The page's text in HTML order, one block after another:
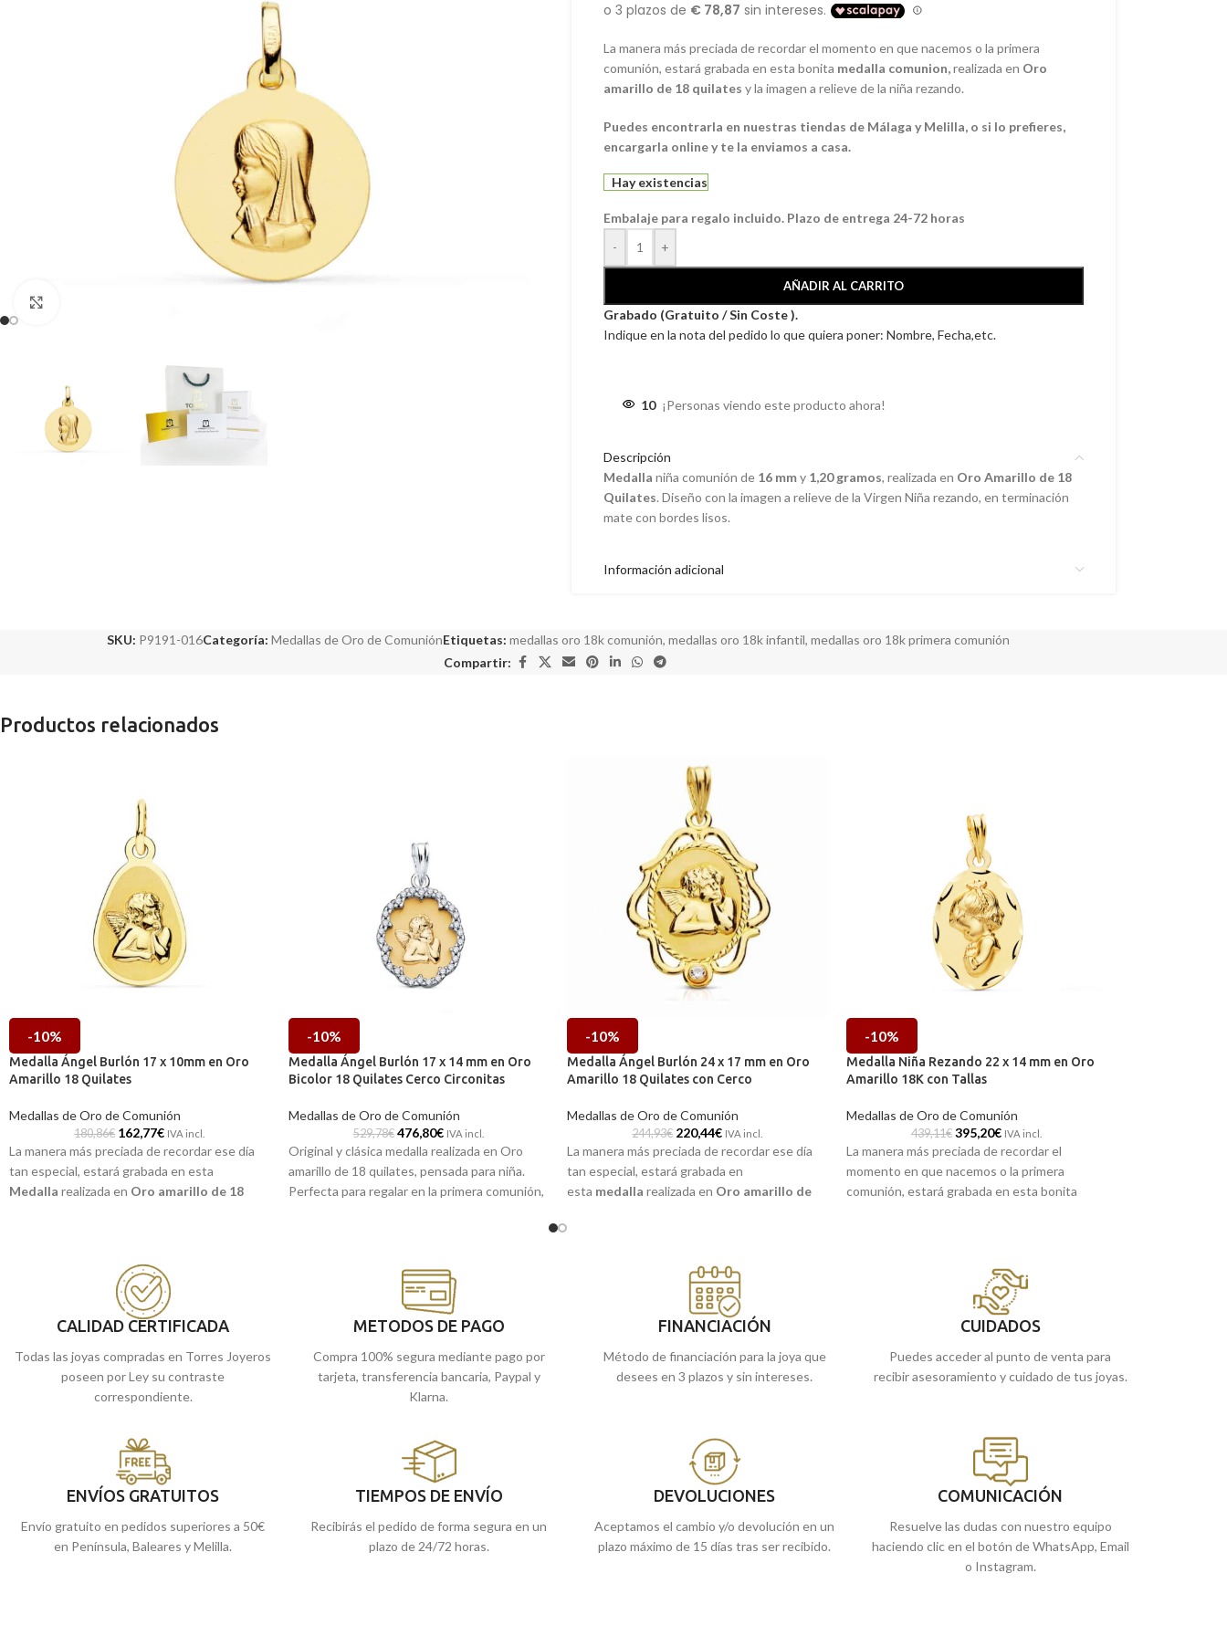
La manera más preciada de recordar el momento en que nacemos o la primera
comunión, estará grabada en esta bonita medalla comunion,realizada en Oro
amarillo de 18 quilates y la imagen a relieve de la niña rezando.
Puedes encontrarla en nuestras tiendas de Málaga y Melilla, o si lo prefieres,
encargarla online y te la enviamos a casa.
Hay existencias
Embalaje para regalo incluido. Plazo de entrega 24-72 horas
-
+
AÑADIR AL CARRITO
Grabado (Gratuito / Sin Coste ).
Indique en la nota del pedido lo que quiera poner: Nombre, Fecha,etc.
10 ¡Personas viendo este producto ahora!
Descripción
Medalla niña comunión de 16 mmy 1,20 gramos, realizada en Oro Amarillo de 18
Quilates. Diseño con la imagen a relieve de la Virgen Niña rezando, en terminación
mate con bordes lisos.
Información adicional
SKU: P9191-016Categoría: Medallas de Oro de ComuniónEtiquetas: medallas oro 18k comunión, medallas oro 18k infantil, medallas oro 18k primera comunión
Compartir:
Productos relacionados
-10%
Medalla Ángel Burlón 17 x 10mm en Oro
Amarillo 18 Quilates
Medallas de Oro de Comunión
180,86€ 162,77€ IVA incl.
La manera más preciada de recordar ese día
tan especial, estará grabada en esta
Medalla realizada en Oro amarillo de 18
Puedes encontrarla en nuestras tiendas
de Málaga y Melilla, o si lo prefieres,
encargarla online y te la enviamos a casa.
-10%
Medalla Ángel Burlón 17 x 14 mm en Oro
Bicolor 18 Quilates Cerco Circonitas
Medallas de Oro de Comunión
529,78€ 476,80€ IVA incl.
Original y clásica medalla realizada en Oro
amarillo de 18 quilates, pensada para niña.
Perfecta para regalar en la primera comunión,
de Málaga y Melilla, o si lo prefieres,
encargarla online y te la enviamos a casa.
-10%
Medalla Ángel Burlón 24 x 17 mm en Oro
Amarillo 18 Quilates con Cerco
Medallas de Oro de Comunión
244,93€ 220,44€ IVA incl.
La manera más preciada de recordar ese día
tan especial, estará grabada en
esta medalla realizada en Oro amarillo de
Puedes encontrarla en nuestras tiendas
de Málaga y Melilla, o si lo prefieres,
encargarla online y te la enviamos a casa.
-10%
Medalla Niña Rezando 22 x 14 mm en Oro
Amarillo 18K con Tallas
Medallas de Oro de Comunión
439,11€ 395,20€ IVA incl.
La manera más preciada de recordar el
momento en que nacemos o la primera
comunión, estará grabada en esta bonita
Recógela en nuestras tiendas de Málaga, o
cómprala online y te la llevamos a casa.
CALIDAD CERTIFICADA
Todas las joyas compradas en Torres Joyeros
poseen por Ley su contraste
correspondiente.
METODOS DE PAGO
Compra 100% segura mediante pago por
tarjeta, transferencia bancaria, Paypal y
Klarna.
FINANCIACIÓN
Método de financiación para la joya que
desees en 3 plazos y sin intereses.
CUIDADOS
Puedes acceder al punto de venta para
recibir asesoramiento y cuidado de tus joyas.
ENVÍOS GRATUITOS
Envío gratuito en pedidos superiores a 50€
en Península, Baleares y Melilla.
TIEMPOS DE ENVÍO
Recibirás el pedido de forma segura en un
plazo de 24/72 horas.
DEVOLUCIONES
Aceptamos el cambio y/o devolución en un
plazo máximo de 15 días tras ser recibido.
COMUNICACIÓN
Resuelve las dudas con nuestro equipo
haciendo clic en el botón de WhatsApp, Email
o Instagram.